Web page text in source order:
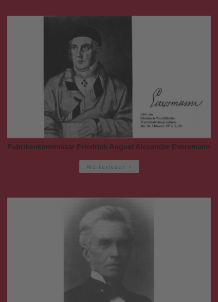
Fabrikenkommissar Friedrich August Alexander Eversmann
Weiterlesen